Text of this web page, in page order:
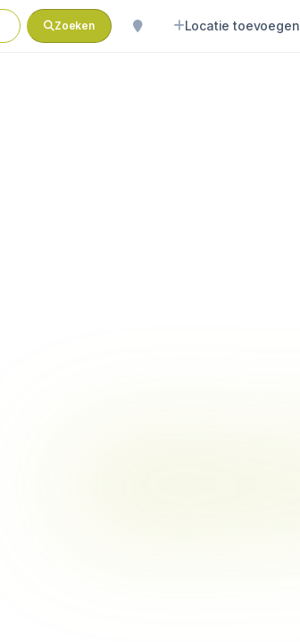
Zoeken Locatie toevoegen